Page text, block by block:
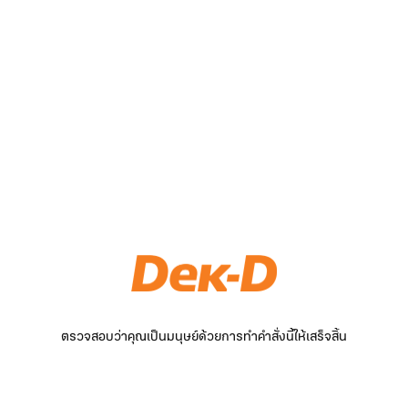
ตรวจสอบว่าคุณเป็นมนุษย์ด้วยการทำคำสั่งนี้ให้เสร็จสิ้น